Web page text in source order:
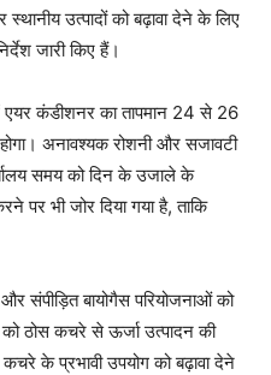
उत्पादों को बढ़ावा देने के लिए
जारी किए हैं।
एयर कंडीशनर का तापमान 24 से 26
अनावश्यक रोशनी और सजावटी
समय को दिन के उजाले के
पर भी जोर दिया गया है, ताकि
संपीड़ित बायोगैस परियोजनाओं को
ठोस कचरे से ऊर्जा उत्पादन की
के प्रभावी उपयोग को बढ़ावा देने